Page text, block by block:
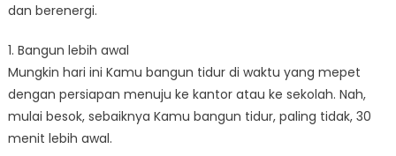
dan berenergi.
1. Bangun lebih awal
Mungkin hari ini Kamu bangun tidur di waktu yang mepet
dengan persiapan menuju ke kantor atau ke sekolah. Nah,
mulai besok, sebaiknya Kamu bangun tidur, paling tidak, 30
menit lebih awal.